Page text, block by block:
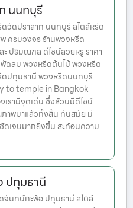
นนทบุรี
วัดปราสาท นนทบุรี สไตล์หรีด
ครบวงจร ร้านพวงหรีด
ปริมณฑล ดีไซน์สวยหรู ราคา
ดลม พวงหรีดต้นไม้ พวงหรีด
ดปทุมธานี พวงหรีดนนทบุรี
to temple in Bangkok
เรามีจุดเด่น ซึ่งล้วนมีดีไซน์
าพมาแล้วทั้งสิ้น ทันสมัย มี
เจนมากยิ่งขึ้น สะท้อนความ
ปทุมธานี
นทน์กะพ้อ ปทุมธานี สไตล์